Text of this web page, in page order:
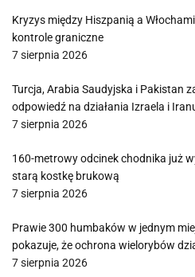
Kryzys między Hiszpanią a
kontrole graniczne
7 sierpnia 2026
Turcja, Arabia Saudyjska i Pakistan
odpowiedź na działania Izraela i
7 sierpnia 2026
160-metrowy odcinek chodnika już
starą kostkę brukową
7 sierpnia 2026
Prawie 300 humbaków w jednym
pokazuje, że ochrona wielorybów
7 sierpnia 2026